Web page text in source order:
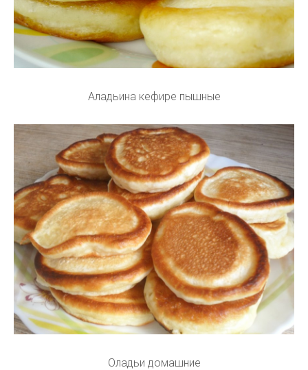
Аладьина кефире пышные
Оладьи домашние